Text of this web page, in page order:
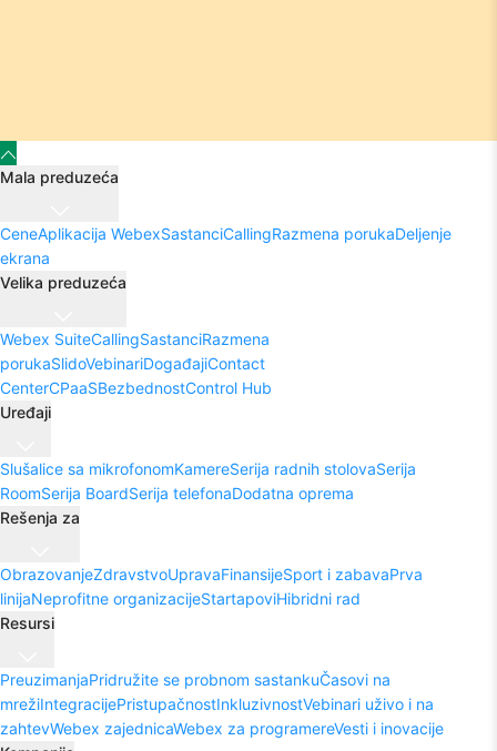
Mala preduzeća
CeneAplikacija WebexSastanciCallingRazmena porukaDeljenje
ekrana
Velika preduzeća
Webex SuiteCallingSastanciRazmena
porukaSlidoVebinariDogađajiContact
CenterCPaaSBezbednostControl Hub
Uređaji
Slušalice sa mikrofonomKamereSerija radnih stolovaSerija
RoomSerija BoardSerija telefonaDodatna oprema
Rešenja za
ObrazovanjeZdravstvoUpravaFinansijeSport i zabavaPrva
linijaNeprofitne organizacijeStartapoviHibridni rad
Resursi
PreuzimanjaPridružite se probnom sastankuČasovi na
mrežiIntegracijePristupačnostInkluzivnostVebinari uživo i na
zahtevWebex zajednicaWebex za programereVesti i inovacije